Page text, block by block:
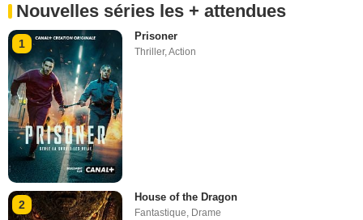
Nouvelles séries les + attendues
1
Prisoner
Thriller,Action
2
House of the Dragon
Fantastique Drame